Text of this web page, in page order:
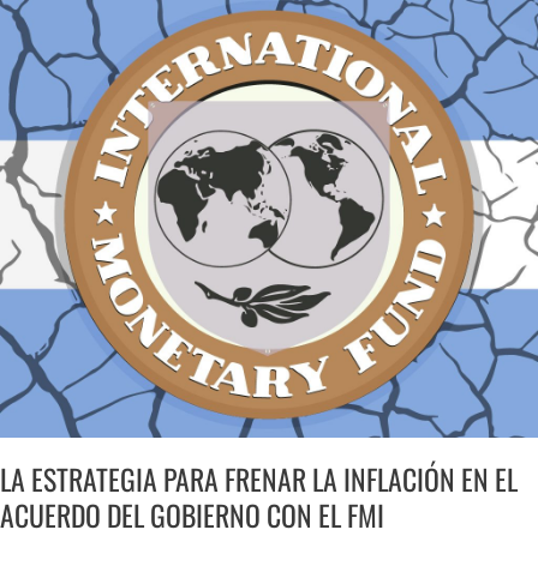
LA ESTRATEGIA PARA FRENAR LA INFLACIÓN EN EL
ACUERDO DEL GOBIERNO CON EL FMI
ESTRATEGIA
PARA
FRENAR
LA
INFLACIÓN
EN
EL
ACUERDO
DEL
GOBIERNO
CON
FMI